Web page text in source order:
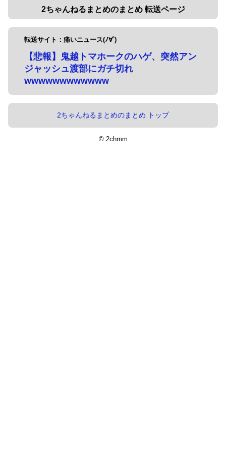
2ちゃんねるまとめのまとめ 転送ページ
転送サイト：痛いニュース(ﾉ∀`)
【悲報】鬼越トマホークのハゲ、突然アン
ジャッシュ渡部にガチ切れ
wwwwwwwwwwww
2ちゃんねるまとめのまとめ トップ
© 2chmm